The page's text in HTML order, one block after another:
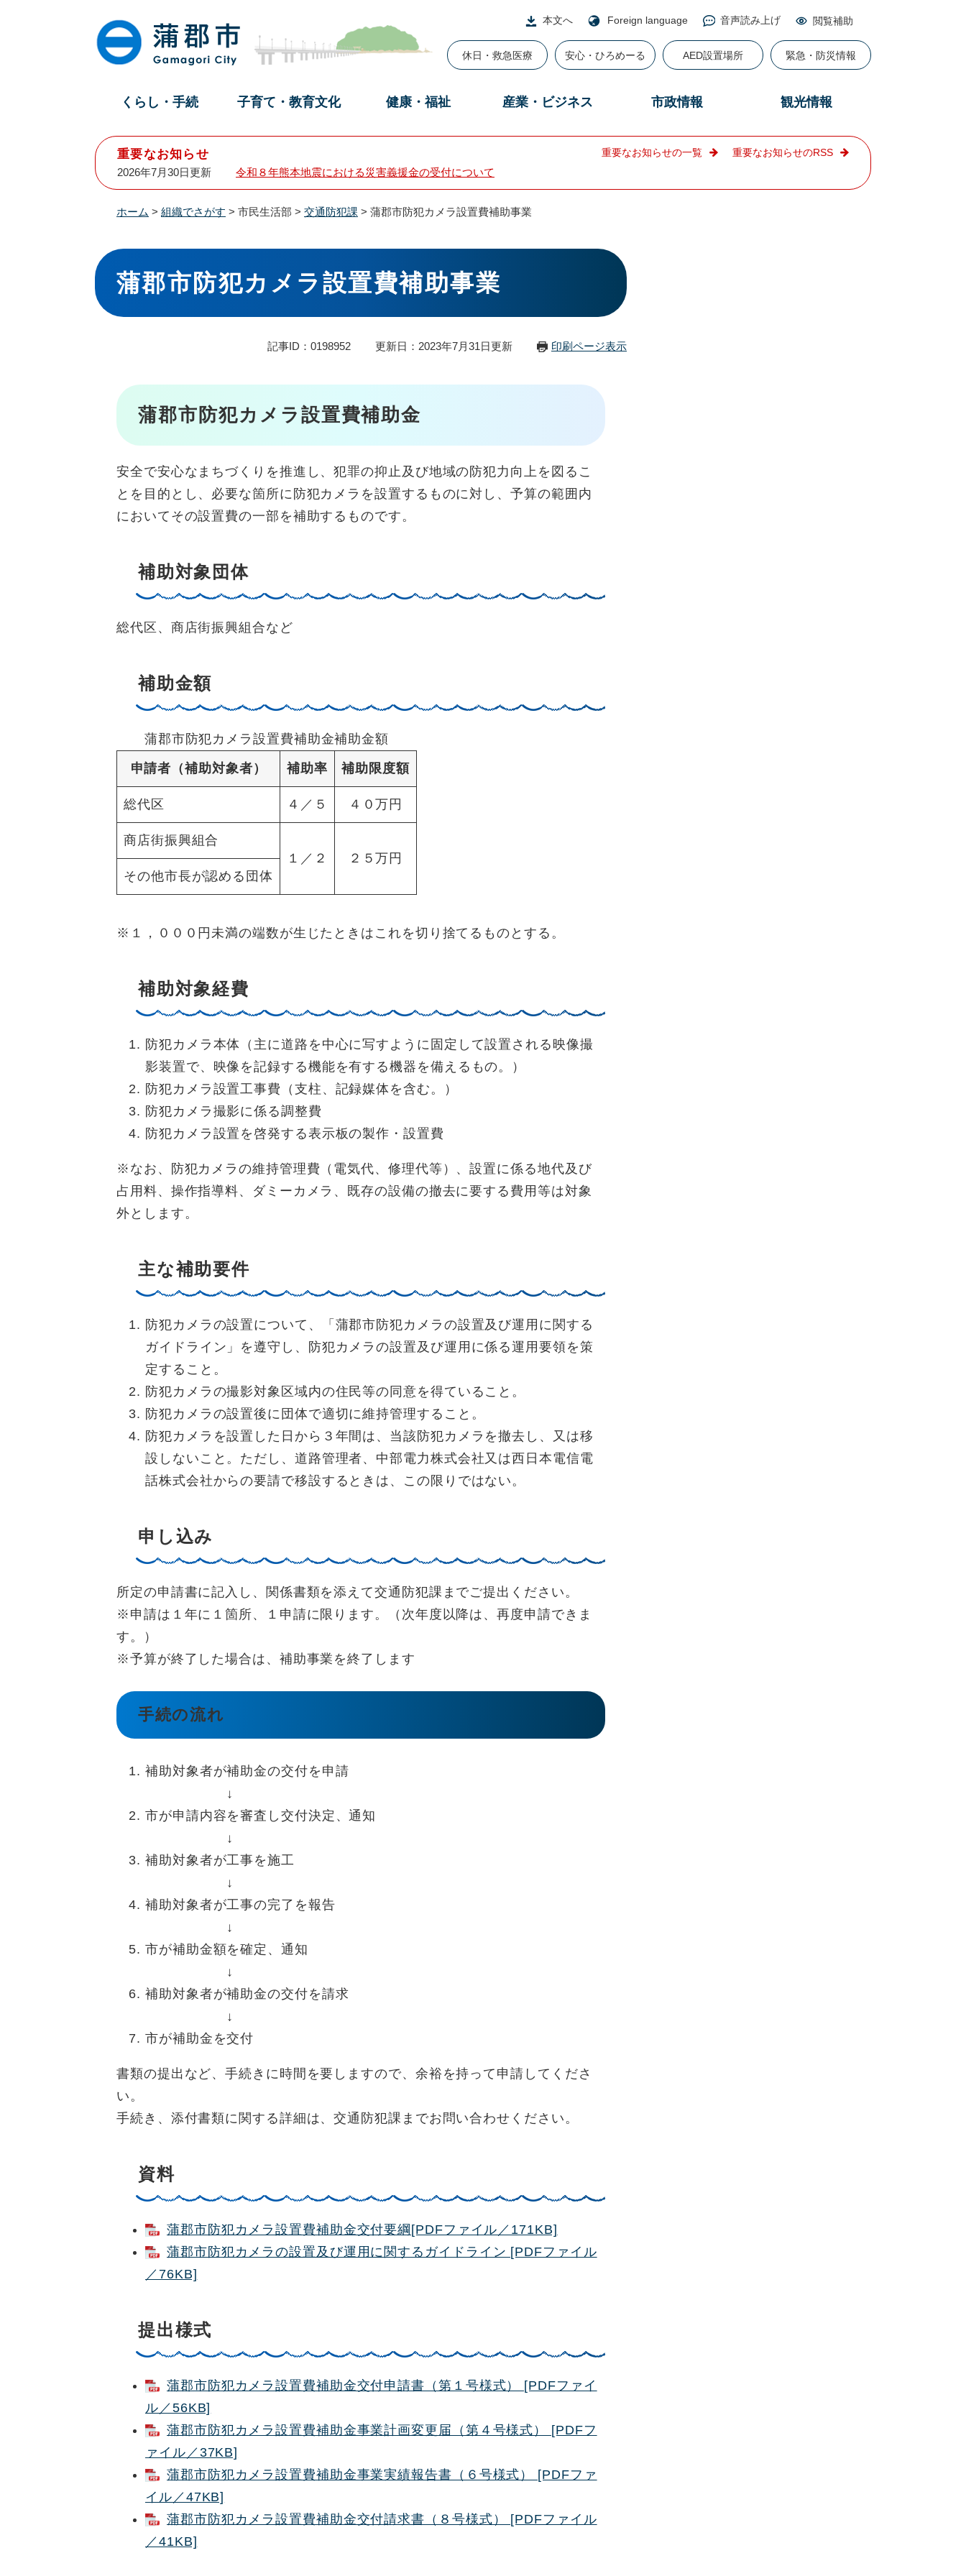
本文へ Foreign language 音声読み上げ 閲覧補助
休日・救急医療 安心・ひろめーる AED設置場所 緊急・防災情報
くらし・手続 子育て・教育文化 健康・福祉 産業・ビジネス 市政情報 観光情報
重要なお知らせ
2026年7月30日更新 令和８年熊本地震における災害義援金の受付について
重要なお知らせの一覧 重要なお知らせのRSS
ホーム > 組織でさがす > 市民生活部 > 交通防犯課 > 蒲郡市防犯カメラ設置費補助事業
本
文
蒲郡市防犯カメラ設置費補助事業
記事ID：0198952 更新日：2023年7月31日更新 印刷ページ表示
蒲郡市防犯カメラ設置費補助金
安全で安心なまちづくりを推進し、犯罪の抑止及び地域の防犯力向上を図るこ
とを目的とし、必要な箇所に防犯カメラを設置するものに対し、予算の範囲内
においてその設置費の一部を補助するものです。
補助対象団体
総代区、商店街振興組合など
補助金額
蒲郡市防犯カメラ設置費補助金補助金額
申請者（補助対象者） 補助率 補助限度額
総代区 ４／５ ４０万円
商店街振興組合
１／２
２５万円
その他市長が認める団体
※１，０００円未満の端数が生じたときはこれを切り捨てるものとする。
補助対象経費
防犯カメラ本体（主に道路を中心に写すように固定して設置される映像撮
影装置で、映像を記録する機能を有する機器を備えるもの。）
防犯カメラ設置工事費（支柱、記録媒体を含む。）
防犯カメラ撮影に係る調整費
防犯カメラ設置を啓発する表示板の製作・設置費
※なお、防犯カメラの維持管理費（電気代、修理代等）、設置に係る地代及び
占用料、操作指導料、ダミーカメラ、既存の設備の撤去に要する費用等は対象
外とします。
主な補助要件
防犯カメラの設置について、「蒲郡市防犯カメラの設置及び運用に関する
ガイドライン」を遵守し、防犯カメラの設置及び運用に係る運用要領を策
定すること。
防犯カメラの撮影対象区域内の住民等の同意を得ていること。
防犯カメラの設置後に団体で適切に維持管理すること。
防犯カメラを設置した日から３年間は、当該防犯カメラを撤去し、又は移
設しないこと。ただし、道路管理者、中部電力株式会社又は西日本電信電
話株式会社からの要請で移設するときは、この限りではない。
申し込み
所定の申請書に記入し、関係書類を添えて交通防犯課までご提出ください。
※申請は１年に１箇所、１申請に限ります。（次年度以降は、再度申請できま
す。）
※予算が終了した場合は、補助事業を終了します
手続の流れ
補助対象者が補助金の交付を申請
↓
市が申請内容を審査し交付決定、通知
↓
補助対象者が工事を施工
↓
補助対象者が工事の完了を報告
↓
市が補助金額を確定、通知
↓
補助対象者が補助金の交付を請求
↓
市が補助金を交付
書類の提出など、手続きに時間を要しますので、余裕を持って申請してくださ
い。
手続き、添付書類に関する詳細は、交通防犯課までお問い合わせください。
資料
蒲郡市防犯カメラ設置費補助金交付要綱[PDFファイル／171KB]
蒲郡市防犯カメラの設置及び運用に関するガイドライン [PDFファイル
／76KB]
提出様式
蒲郡市防犯カメラ設置費補助金交付申請書（第１号様式） [PDFファイ
ル／56KB]
蒲郡市防犯カメラ設置費補助金事業計画変更届（第４号様式） [PDFフ
ァイル／37KB]
蒲郡市防犯カメラ設置費補助金事業実績報告書（６号様式） [PDFファ
イル／47KB]
蒲郡市防犯カメラ設置費補助金交付請求書（８号様式） [PDFファイル
／41KB]